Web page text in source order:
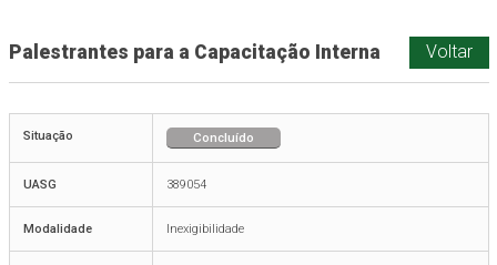
Palestrantes para a Capacitação Interna Voltar
Situação Concluído
UASG 389054
Modalidade Inexigibilidade